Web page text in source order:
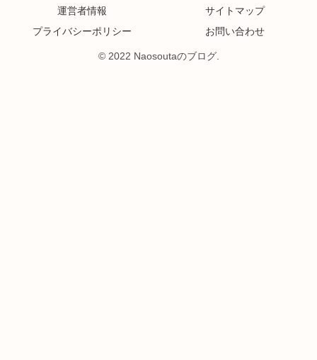
運営者情報
サイトマップ
プライバシーポリシー
お問い合わせ
© 2022 Naosoutaのブログ.